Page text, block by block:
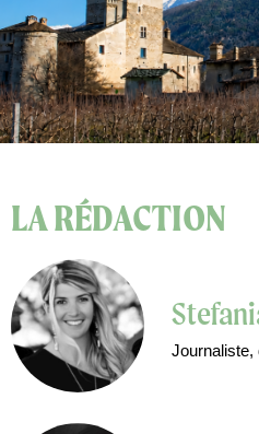
LA RÉDACTION
Journaliste,